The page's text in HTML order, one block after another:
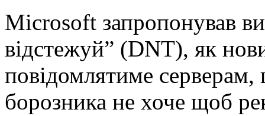
Microsoft запропонував
відстежуй” (DNT), як
повідомлятиме серверам,
борозника не хоче щоб